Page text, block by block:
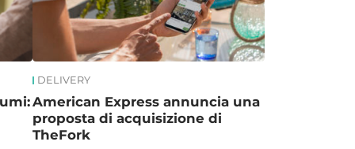
DELIVERY
American Express annuncia una
proposta di acquisizione di
TheFork